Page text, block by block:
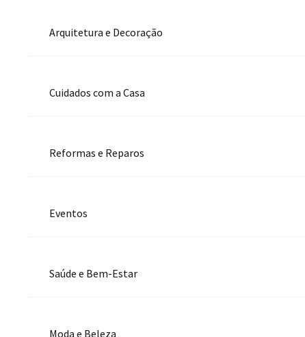
Arquitetura e Decoração
Cuidados com a Casa
Reformas e Reparos
Eventos
Saúde e Bem-Estar
Moda e Beleza